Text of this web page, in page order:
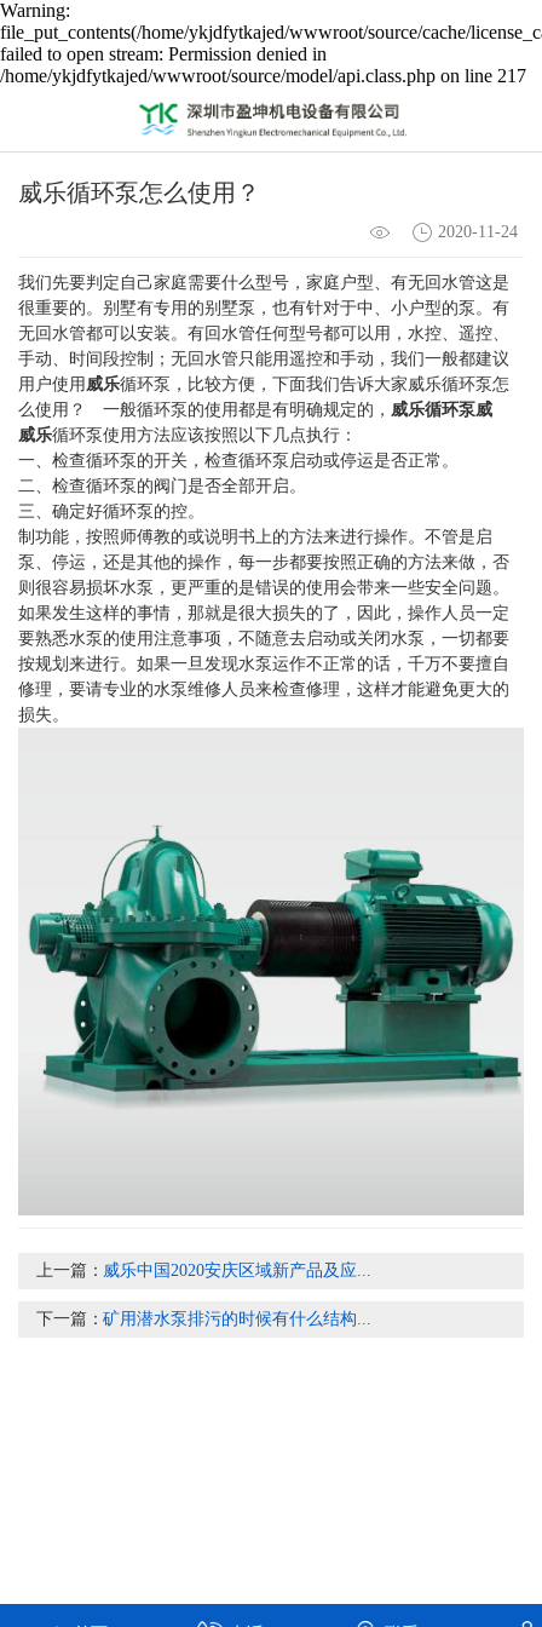
Warning:
file_put_contents(/home/ykjdfytkajed/wwwroot/source/cache/
failed to open stream: Permission denied in
/home/ykjdfytkajed/wwwroot/source/model/api.class.php on line 217
威乐循环泵怎么使用？
2020-11-24
我们先要判定自己家庭需要什么型号，家庭户型、有无回水管这是
很重要的。别墅有专用的别墅泵，也有针对于中、小户型的泵。有
无回水管都可以安装。有回水管任何型号都可以用，水控、遥控、
手动、时间段控制；无回水管只能用遥控和手动，我们一般都建议
用户使用威乐循环泵，比较方便，下面我们告诉大家威乐循环泵怎
么使用？ 一般循环泵的使用都是有明确规定的， 威乐循环泵威
威乐循环泵使用方法应该按照以下几点执行：
一、检查循环泵的开关，检查循环泵启动或停运是否正常。
二、检查循环泵的阀门是否全部开启。
三、确定好循环泵的控。
制功能，按照师傅教的或说明书上的方法来进行操作。不管是启
泵、停运，还是其他的操作，每一步都要按照正确的方法来做，否
则很容易损坏水泵，更严重的是错误的使用会带来一些安全问题。
如果发生这样的事情，那就是很大损失的了，因此，操作人员一定
要熟悉水泵的使用注意事项，不随意去启动或关闭水泵，一切都要
按规划来进行。如果一旦发现水泵运作不正常的话，千万不要擅自
修理，要请专业的水泵维修人员来检查修理，这样才能避免更大的
损失。
上一篇： 威乐中国2020安庆区域新产品及应...
下一篇：矿用潜水泵排污的时候有什么结构...